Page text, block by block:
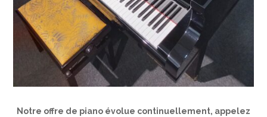
Notre offre de piano évolue continuellement, appelez